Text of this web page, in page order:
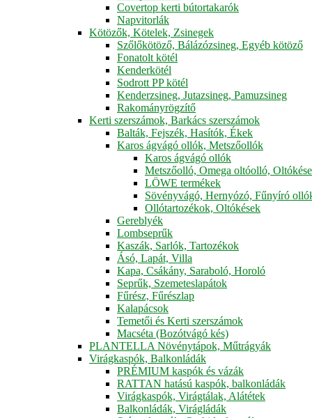
Covertop kerti bútortakarók
Napvitorlák
Kötözők, Kötelek, Zsinegek
Szőlőkötöző, Bálázózsineg, Egyéb kötöző
Fonatolt kötél
Kenderkötél
Sodrott PP kötél
Kenderzsineg, Jutazsineg, Pamuzsineg
Rakományrögzítő
Kerti szerszámok, Barkács szerszámok
Balták, Fejszék, Hasítók, Ékek
Karos ágvágó ollók, Metszőollók
Karos ágvágó ollók
Metszőolló, Omega oltóolló,
LÖWE termékek
Sövényvágó, Hernyózó, Fűnyíró
Ollótartozékok, Oltókések
Gereblyék
Lombseprűk
Kaszák, Sarlók, Tartozékok
Ásó, Lapát, Villa
Kapa, Csákány, Saraboló, Horoló
Seprűk, Szemeteslapátok
Fűrész, Fűrészlap
Kalapácsok
Temetői és Kerti szerszámok
Macséta (Bozótvágó kés)
PLANTELLA Növénytápok, Műtrágyák
Virágkaspók, Balkonládák
PRÉMIUM kaspók és vázák
RATTAN hatású kaspók, balkonládák
Virágkaspók, Virágtálak, Alátétek
Balkonládák, Virágládák